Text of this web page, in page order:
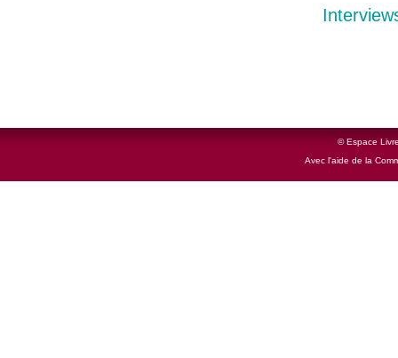
© Espace
Avec l'aide de la